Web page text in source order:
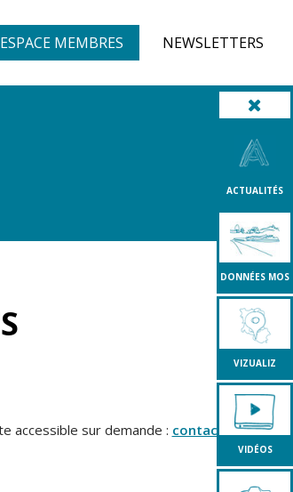
ESPACE MEMBRES NEWSLETTERS
ACTUALITÉS
DONNÉES MOS
VIZUALIZ
VIDÉOS
accessible sur demande : contact